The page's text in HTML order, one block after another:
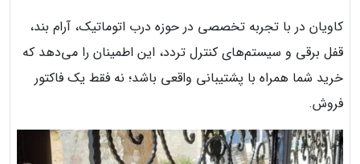
کاویان در با تجربه تخصصی در حوزه درب اتوماتیک، آرام بند،
قفل برقی و سیستم‌های کنترل تردد، این اطمینان را می‌دهد که
خرید شما همراه با پشتیبانی واقعی باشد؛ نه فقط یک فاکتور
فروش.